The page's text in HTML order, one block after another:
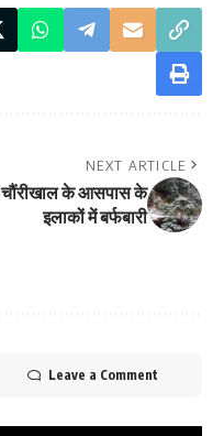
NEXT ARTICLE
चौंरीखाल के आसपास के
इलाकों में बर्फबारी
Leave a Comment